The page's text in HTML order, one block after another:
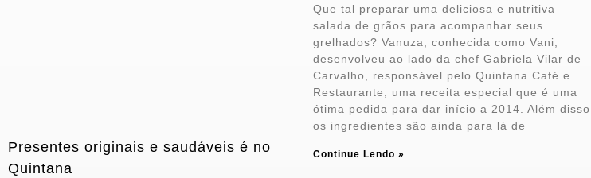
Presentes originais e saudáveis é no
Quintana
Que tal preparar uma deliciosa e nutritiva
salada de grãos para acompanhar seus
grelhados? Vanuza, conhecida como Vani,
desenvolveu ao lado da chef Gabriela Vilar de
Carvalho, responsável pelo Quintana Café e
Restaurante, uma receita especial que é uma
ótima pedida para dar início a 2014. Além disso,
os ingredientes são ainda para lá de
Continue Lendo »